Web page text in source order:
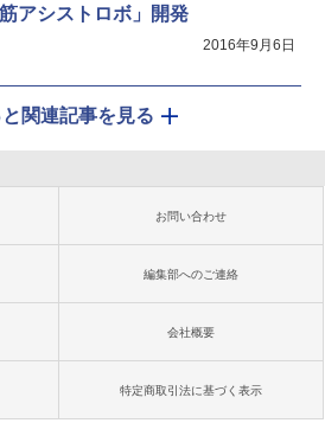
アシストロボ」開発
2016年9月6日
と関連記事を見る
お問い合わせ
編集部へのご連絡
会社概要
特定商取引法に基づく表示